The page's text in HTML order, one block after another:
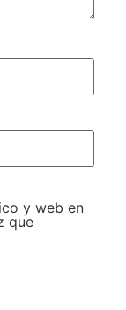
y web en
que